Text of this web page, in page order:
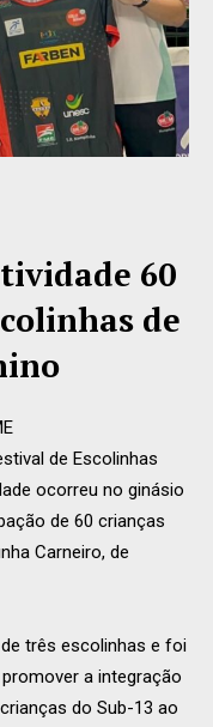
60
de
de Escolinhas
ocorreu no ginásio
de 60 crianças
Carneiro, de
três escolinhas e foi
a integração
do Sub-13 ao